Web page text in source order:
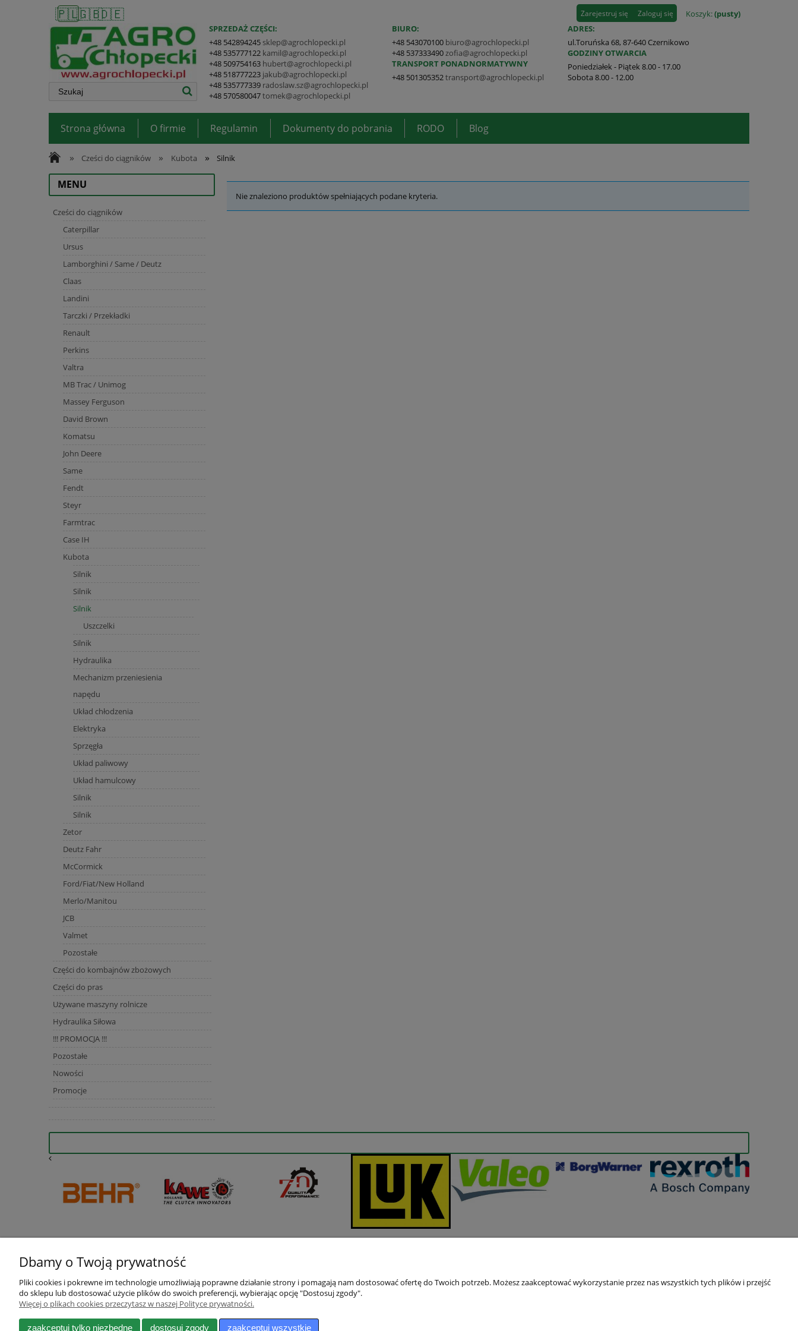
🇵🇱🇬🇧🇩🇪 Koszyk:(pusty)
Zarejestruj się Zaloguj się
SPRZEDAŻ CZĘŚCI:
+48 542894245 sklep@agrochlopecki.pl
+48 535777122 kamil@agrochlopecki.pl
+48 509754163 hubert@agrochlopecki.pl
+48 518777223 jakub@agrochlopecki.pl
+48 535777339 radoslaw.sz@agrochlopecki.pl
+48 570580047tomek@agrochlopecki.pl
BIURO:
+48 543070100 biuro@agrochlopecki.pl
+48 537333490 zofia@agrochlopecki.pl
TRANSPORT PONADNORMATYWNY
+48 501305352transport@agrochlopecki.pl
ADRES:
ul.Toruńska 68, 87-640 Czernikowo
GODZINY OTWARCIA
Poniedziałek - Piątek 8.00 - 17.00
Sobota 8.00 - 12.00
Strona główna O firmie Regulamin Dokumenty do pobrania RODO Blog
» Cześci do ciągników » Kubota » Silnik
MENU
Cześci do ciągników
Caterpillar
Ursus
Lamborghini / Same / Deutz
Claas
Landini
Tarczki / Przekładki
Renault
Perkins
Valtra
MB Trac / Unimog
Massey Ferguson
David Brown
Komatsu
John Deere
Same
Fendt
Steyr
Farmtrac
Case IH
Kubota
Silnik
Silnik
Silnik
Uszczelki
Silnik
Hydraulika
Mechanizm przeniesienia
napędu
Układ chłodzenia
Elektryka
Sprzęgła
Układ paliwowy
Układ hamulcowy
Silnik
Silnik
Zetor
Deutz Fahr
McCormick
Ford/Fiat/New Holland
Merlo/Manitou
JCB
Valmet
Pozostałe
Części do kombajnów zbożowych
Części do pras
Używane maszyny rolnicze
Hydraulika Siłowa
!!! PROMOCJA !!!
Pozostałe
Nowości
Promocje
Nie znaleziono produktów spełniających podane kryteria.
Pomoc
Zwroty i reklamacje
Moje konto
Twoje zamówienia
Dbamy o Twoją prywatność
Pliki cookies i pokrewne im technologie umożliwiają poprawne działanie strony i pomagają nam dostosować ofertę do Twoich potrzeb. Możesz zaakceptować wykorzystanie przez nas wszystkich tych plików i przejść
do sklepu lub dostosować użycie plików do swoich preferencji, wybierając opcję "Dostosuj zgody".
Więcej o plikach cookies przeczytasz w naszej Polityce prywatności.
zaakceptuj tylko niezbędne dostosuj zgody zaakceptuj wszystkie